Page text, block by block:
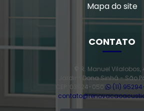
Mapa do site
CONTATO
R. Manuel Vilalobos,
Jardim Dona Sinhá - São
CEP: 03924-050
(11)